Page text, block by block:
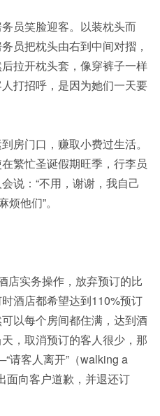
员笑脸迎客。以装枕头而
员把枕头由右到中间对摺，
拉开枕头套，像穿裤子一样
打招呼，是因为她们一天要
房门口，赚取小费过生活。
繁忙圣诞假期旺季，行李员
说：“不用，谢谢，我自己
他们”。
店实务操作，放弃预订的比
酒店都希望达到110%预订
以每个房间都住满，达到酒
，取消预订的客人很少，那
请客人离开”（walking a
面向客户道歉，并退还订